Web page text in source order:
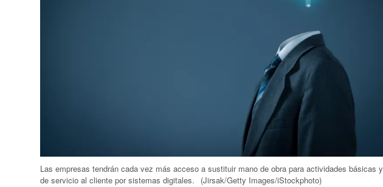
Las empresas tendrán cada vez más acceso a sustituir mano de obra para actividades básicas y
de servicio al cliente por sistemas digitales.
(Jirsak/Getty Images/iStockphoto)